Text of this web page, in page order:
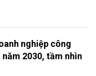
nghiệp công
2030, tầm nhìn